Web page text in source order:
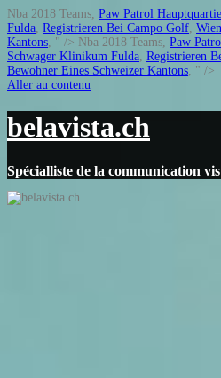
Nba 2018 Teams, Paw Patrol
Fulda, Registrieren Bei Campo Golf,
Kantons, " /> Nba 2018 Teams, Paw
Schwager Klinikum Fulda, Registrieren
Bewohner Eines Schweizer Kantons, " />
Aller au contenu
belavista.ch
Spécialliste de la communication